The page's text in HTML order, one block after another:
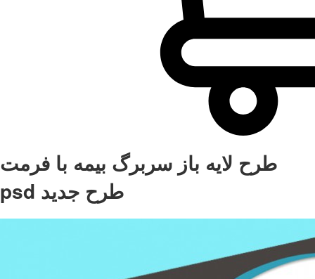
طرح لایه باز سربرگ بیمه با فرمت
psd طرح جدید